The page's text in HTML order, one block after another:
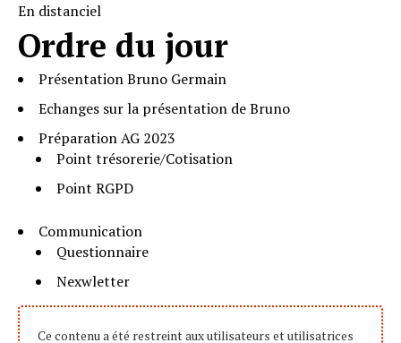
En distanciel
Ordre du jour
Présentation Bruno Germain
Echanges sur la présentation de Bruno
Préparation AG 2023
Point trésorerie/Cotisation
Point RGPD
Communication
Questionnaire
Nexwletter
Ce contenu a été restreint aux utilisateurs et utilisatrices